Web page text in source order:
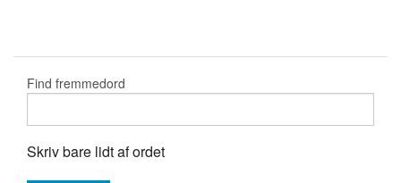
Find fremmedord
Skriv bare lidt af ordet